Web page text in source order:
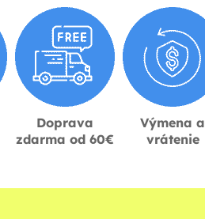
Doprava
zdarma od 60€
Výmena a
vrátenie